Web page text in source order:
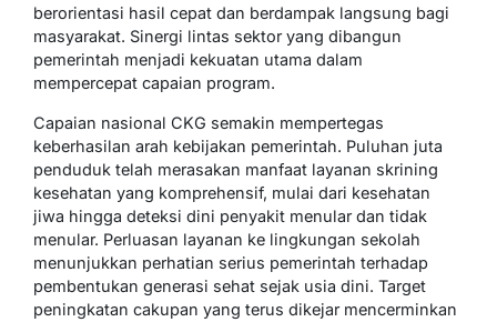
berorientasi hasil cepat dan berdampak langsung bagi
masyarakat. Sinergi lintas sektor yang dibangun
pemerintah menjadi kekuatan utama dalam
mempercepat capaian program.
Capaian nasional CKG semakin mempertegas
keberhasilan arah kebijakan pemerintah. Puluhan juta
penduduk telah merasakan manfaat layanan skrining
kesehatan yang komprehensif, mulai dari kesehatan
jiwa hingga deteksi dini penyakit menular dan tidak
menular. Perluasan layanan ke lingkungan sekolah
menunjukkan perhatian serius pemerintah terhadap
pembentukan generasi sehat sejak usia dini. Target
peningkatan cakupan yang terus dikejar mencerminkan